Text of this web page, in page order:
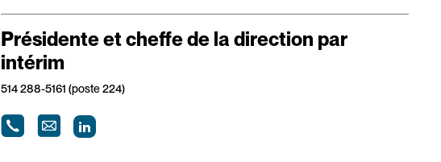
Présidente et cheffe de la direction par
intérim
514 288-5161 (poste 224)
LinkedIn